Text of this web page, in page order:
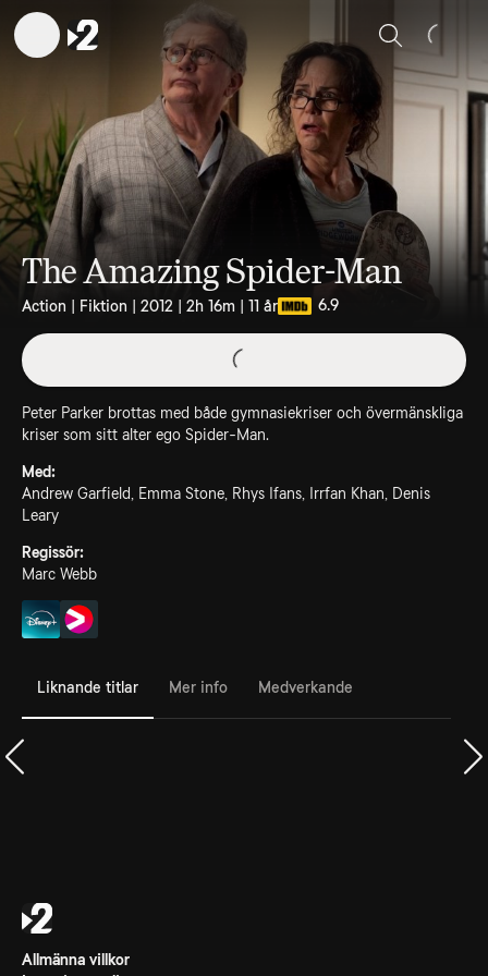
Sök
The Amazing Spider-Man
Action | Fiktion | 2012 | 2h 16m | 11 år 6.9
Peter Parker brottas med både gymnasiekriser och övermänskliga
kriser som sitt alter ego Spider-Man.
Med:
Andrew Garfield, Emma Stone, Rhys Ifans, Irrfan Khan, Denis
Leary
Regissör:
Marc Webb
Liknande titlar Mer info Medverkande
Allmänna villkor